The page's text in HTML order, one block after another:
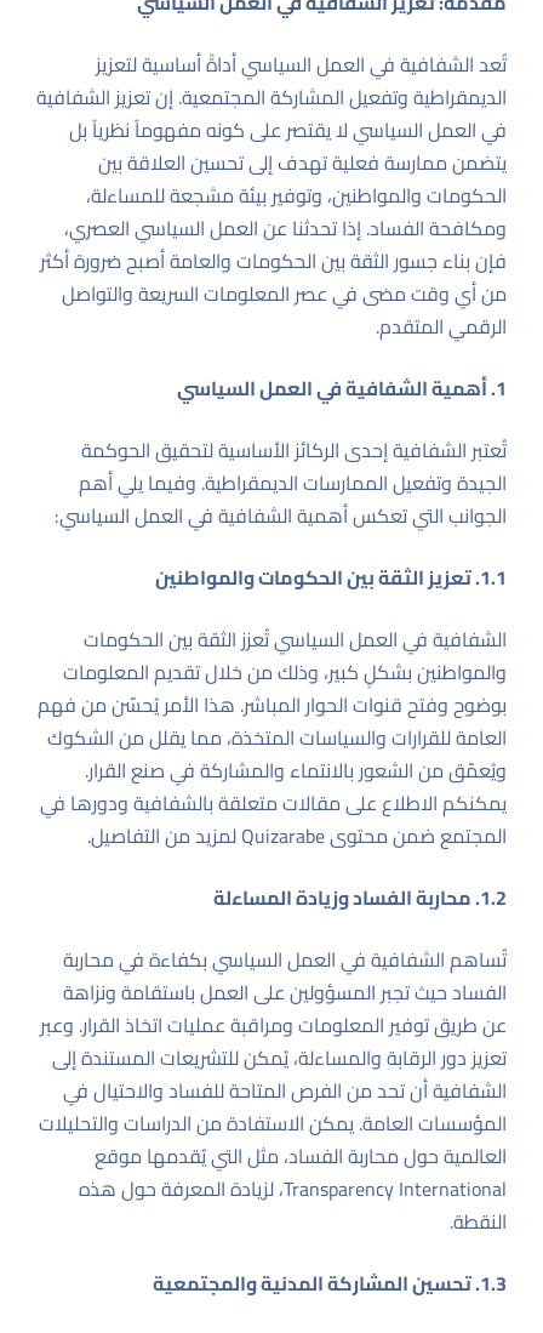
تُعد الشفافية في العمل السياسي أداةً أساسية لتعزيز
الديمقراطية وتفعيل المشاركة المجتمعية. إن تعزيز الشفافية
في العمل السياسي لا يقتصر على كونه مفهوماً نظرياً بل
يتضمن ممارسة فعلية تهدف إلى تحسين العلاقة بين
الحكومات والمواطنين، وتوفير بيئة مشجعة للمساءلة،
ومكافحة الفساد. إذا تحدثنا عن العمل السياسي العصري،
فإن بناء جسور الثقة بين الحكومات والعامة أصبح ضرورة أكثر
من أي وقت مضى في عصر المعلومات السريعة والتواصل
الرقمي المتقدم.
1. أهمية الشفافية في العمل السياسي
تُعتبر الشفافية إحدى الركائز الأساسية لتحقيق الحوكمة
الجيدة وتفعيل الممارسات الديمقراطية. وفيما يلي أهم
الجوانب التي تعكس أهمية الشفافية في العمل السياسي:
1.1. تعزيز الثقة بين الحكومات والمواطنين
الشفافية في العمل السياسي تُعزز الثقة بين الحكومات
والمواطنين بشكلٍ كبير، وذلك من خلال تقديم المعلومات
بوضوح وفتح قنوات الحوار المباشر. هذا الأمر يُحسّن من فهم
العامة للقرارات والسياسات المتخذة، مما يقلل من الشكوك
ويُعمّق من الشعور بالانتماء والمشاركة في صنع القرار.
يمكنكم الاطلاع على مقالات متعلقة بالشفافية ودورها في
المجتمع ضمن محتوىQuizarabeلمزيد من التفاصيل.
1.2. محاربة الفساد وزيادة المساءلة
تُساهم الشفافية في العمل السياسي بكفاءة في محاربة
الفساد حيث تجبر المسؤولين على العمل باستقامة ونزاهة
عن طريق توفير المعلومات ومراقبة عمليات اتخاذ القرار. وعبر
تعزيز دور الرقابة والمساءلة، يُمكن للتشريعات المستندة إلى
الشفافية أن تحد من الفرص المتاحة للفساد والاحتيال في
المؤسسات العامة. يمكن الاستفادة من الدراسات والتحليلات
العالمية حول محاربة الفساد، مثل التي يُقدمها موقع
Transparency International، لزيادة المعرفة حول هذه
النقطة.
1.3. تحسين المشاركة المدنية والمجتمعية